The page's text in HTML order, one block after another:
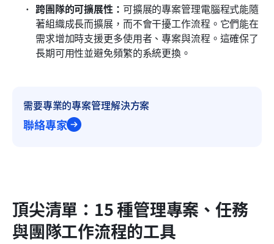
跨團隊的可擴展性： 可擴展的專案管理電腦程式能隨
著組織成長而擴展，而不會干擾工作流程。它們能在
需求增加時支援更多使用者、專案與流程。這確保了
長期可用性並避免頻繁的系統更換。
需要專業的專案管理解決方案
聯絡專家
頂尖清單：15 種管理專案、任務
與團隊工作流程的工具